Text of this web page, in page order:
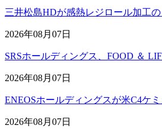
三井松島HDが感熱レジロール加工
2026年08月07日
SRSホールディングス、FOOD ＆
2026年08月07日
ENEOSホールディングスが米C4ケ
2026年08月07日